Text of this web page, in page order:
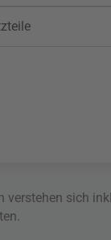
verstehen sich